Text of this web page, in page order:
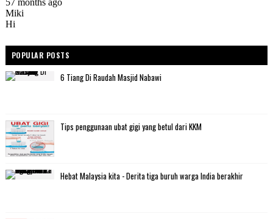
POPULAR POSTS
6 Tiang Di Raudah Masjid Nabawi
Tips penggunaan ubat gigi yang betul dari KKM
Hebat Malaysia kita - Derita tiga buruh warga India berakhir